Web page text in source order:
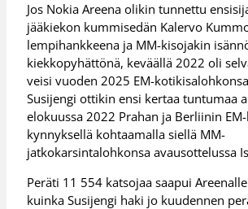
Jos Nokia Areena olikin tunnettu
jääkiekon kummisedän Kalervo
lempihankkeena ja MM-kisojakin
kiekkopyhättönä, keväällä 2022 oli
veisi vuoden 2025 EM-
Susijengi ottikin ensi kertaa tuntumaa
elokuussa 2022 Prahan ja Berliinin
kynnyksellä kohtaamalla siellä MM-
jatkokarsintalohkonsa avausottelussa
Peräti 11 554 katsojaa saapui
kuinka Susijengi haki jo kuudennen